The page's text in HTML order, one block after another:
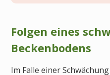
Folgen eines
Beckenbodens
Im Falle einer